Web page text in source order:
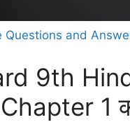
and
9th
1